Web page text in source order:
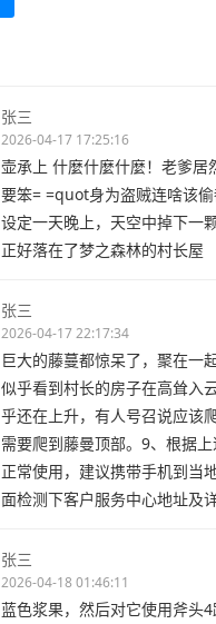
张三
2026-04-17 17:25:16
壶承上 什麼什麼什麼！老爹居
要笨= =quot身为盗贼连啥该
设定一天晚上，天空中掉下一
正好落在了梦之森林的村长屋
张三
2026-04-17 22:17:34
巨大的藤蔓都惊呆了，聚在一
似乎看到村长的房子在高耸入
乎还在上升，有人号召说应该
需要爬到藤曼顶部。9、根据
正常使用，建议携带手机到当
面检测下客户服务中心地址及
张三
2026-04-18 01:46:11
蓝色浆果，然后对它使用斧头